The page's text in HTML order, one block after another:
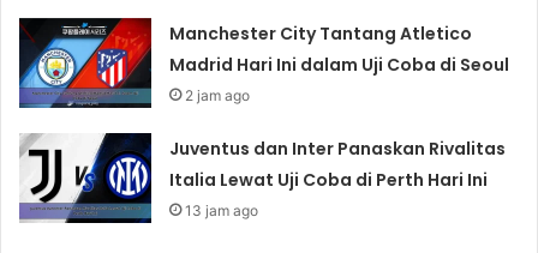
Manchester City Tantang Atletico
Madrid Hari Ini dalam Uji Coba di Seoul
2 jam ago
Juventus dan Inter Panaskan Rivalitas
Italia Lewat Uji Coba di Perth Hari Ini
13 jam ago